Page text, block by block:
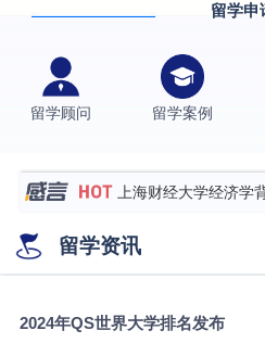
留学申
留学顾问 留学案例
格拉斯哥大学国际商
伯明翰大学数字媒体
Offer
上海财经大学经济学
硕士录取
数学背景的他，靠“
专科逆袭伦敦大学学
留学资讯
2024年QS世界大学排名发布